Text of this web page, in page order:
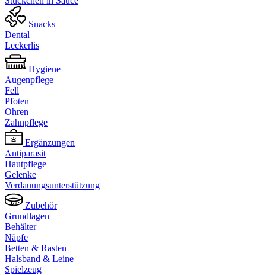
Snacks
Dental
Leckerlis
Hygiene
Augenpflege
Fell
Pfoten
Ohren
Zahnpflege
Ergänzungen
Antiparasit
Hautpflege
Gelenke
Verdauungsunterstützung
Zubehör
Grundlagen
Behälter
Näpfe
Betten & Rasten
Halsband & Leine
Spielzeug